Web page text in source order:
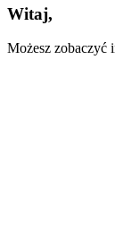
Witaj,
Możesz zobaczyć